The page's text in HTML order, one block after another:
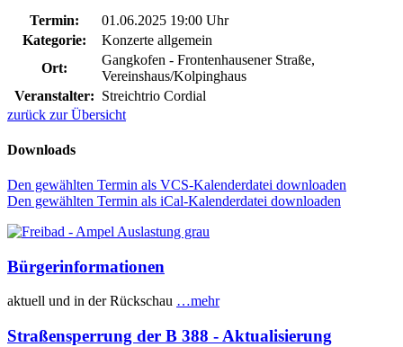
Termin:
01.06.2025 19:00 Uhr
Kategorie:
Konzerte allgemein
Ort:
Gangkofen - Frontenhausener Straße,
Vereinshaus/Kolpinghaus
Veranstalter: Streichtrio Cordial
zurück zur Übersicht
Downloads
Den gewählten Termin als VCS-Kalenderdatei downloaden
Den gewählten Termin als iCal-Kalenderdatei downloaden
Bürgerinformationen
aktuell und in der Rückschau …mehr
Straßensperrung der B 388 - Aktualisierung